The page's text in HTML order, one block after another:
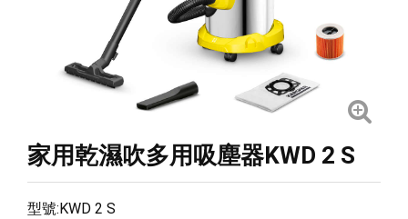
家用乾濕吹多用吸塵器KWD 2 S
型號:KWD 2 S